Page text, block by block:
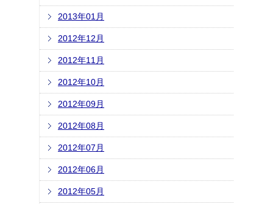
2013年01月
2012年12月
2012年11月
2012年10月
2012年09月
2012年08月
2012年07月
2012年06月
2012年05月